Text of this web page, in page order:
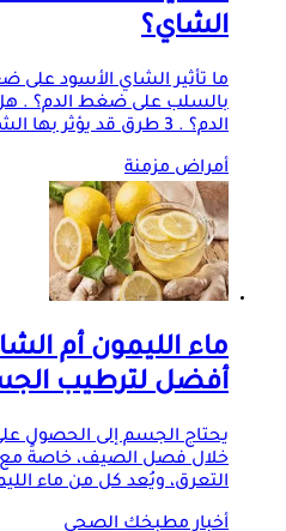
الشاي؟
ما تأثير الشاي الأسود على
بالسلب على ضغط الدم؟ .
الدم؟ . 3 طرق قد يؤثر بها الشاي الأسود على ضغط الدم
أمراض مزمنة
ماء الليمون أم
أفضل لترطيب
يحتاج الجسم إلى الحصول
خلال فصل الصيف، خاصةً مع
التعرق، ويُعد كل من ماء
أخبار مطبخك الصحي